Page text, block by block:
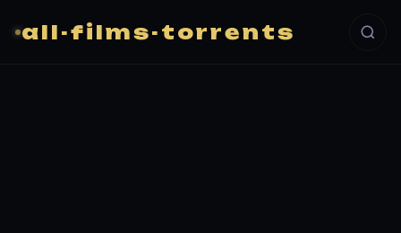
all-films-torrents